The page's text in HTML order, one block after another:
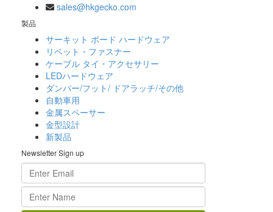
sales@hkgecko.com
製品
サーキット ボード ハードウェア
リベット・ファスナー
ケーブル タイ・アクセサリー
LEDハードウェア
ダンパー/フット/ ドアラッチ/その他
自動車用
金属スペーサー
金型設計
新製品
Newsletter Sign up